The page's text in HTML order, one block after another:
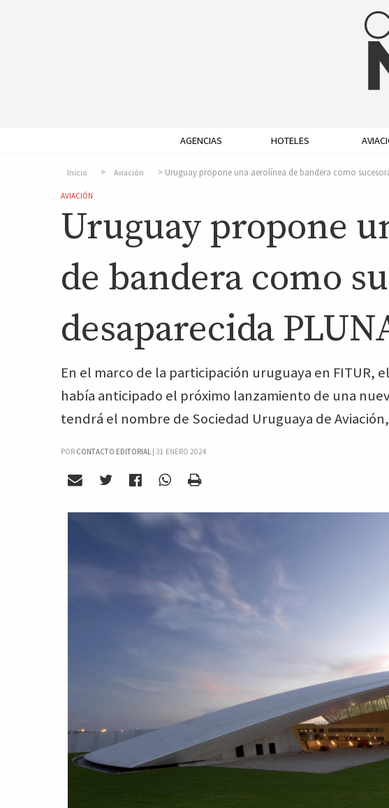
AGENCIAS HOTELES
Inicio Aviación Uruguay propone una aerolínea de bandera como
AVIACIÓN
Uruguay propone
de bandera como
desaparecida
En el marco de la participación uruguaya en FITUR,
había anticipado el próximo lanzamiento de una
tendrá el nombre de Sociedad Uruguaya de
POR CONTACTO EDITORIAL | 31 ENERO 2024